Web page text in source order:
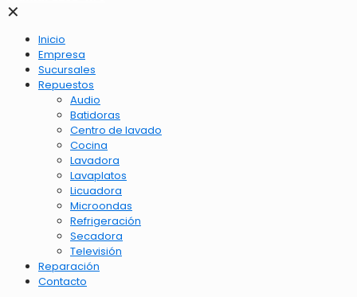
✕
Inicio
Empresa
Sucursales
Repuestos
Audio
Batidoras
Centro de lavado
Cocina
Lavadora
Lavaplatos
Licuadora
Microondas
Refrigeración
Secadora
Televisión
Reparación
Contacto